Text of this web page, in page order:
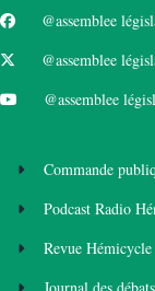
@assemblee
@assemblee
@assemblee
Commande
Podcast Radio
Revue Hémicycle